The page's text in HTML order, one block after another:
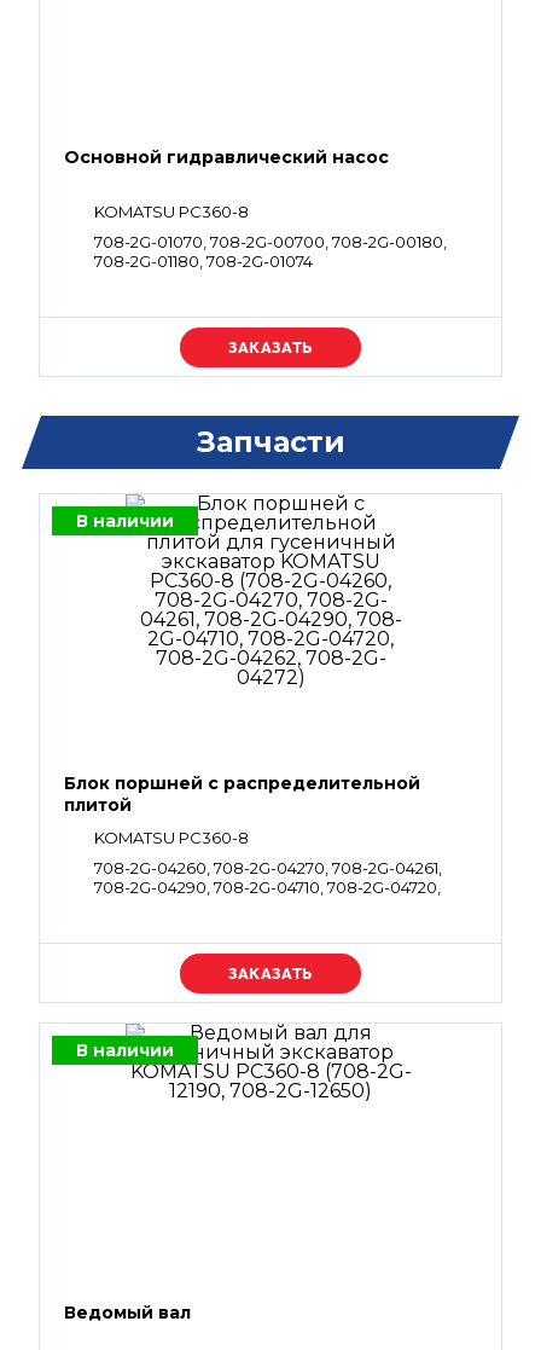
Основной гидравлический насос
KOMATSU PC360-8
708-2G-01070, 708-2G-00700, 708-2G-00180,
708-2G-01180, 708-2G-01074
Уточняйте цену
Запчасти
В наличии
Блок поршней c распределительной
плитой
KOMATSU PC360-8
708-2G-04260, 708-2G-04270, 708-2G-04261,
708-2G-04290, 708-2G-04710, 708-2G-04720,
Уточняйте цену
В наличии
Ведомый вал